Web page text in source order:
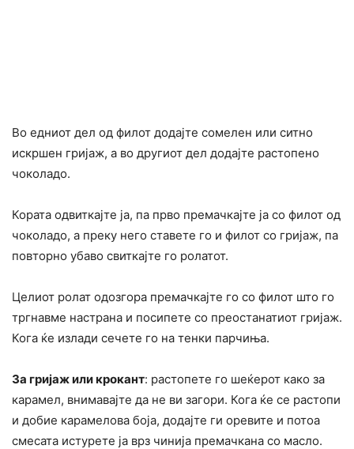
Во едниот дел од филот додајте сомелен или ситно
искршен гријаж, а во другиот дел додајте растопено
чоколадо.
Кората одвиткајте ја, па прво премачкајте ја со филот од
чоколадо, а преку него ставете го и филот со гријаж, па
повторно убаво свиткајте го ролатот.
Целиот ролат одозгора премачкајте го со филот што го
тргнавме настрана и посипете со преостанатиот гријаж.
Кога ќе излади сечете го на тенки парчиња.
За гријаж или крокант: растопете го шеќерот како за
карамел, внимавајте да не ви загори. Кога ќе се растопи
и добие карамелова боја, додајте ги оревите и потоа
смесата истурете ја врз чинија премачкана со масло.